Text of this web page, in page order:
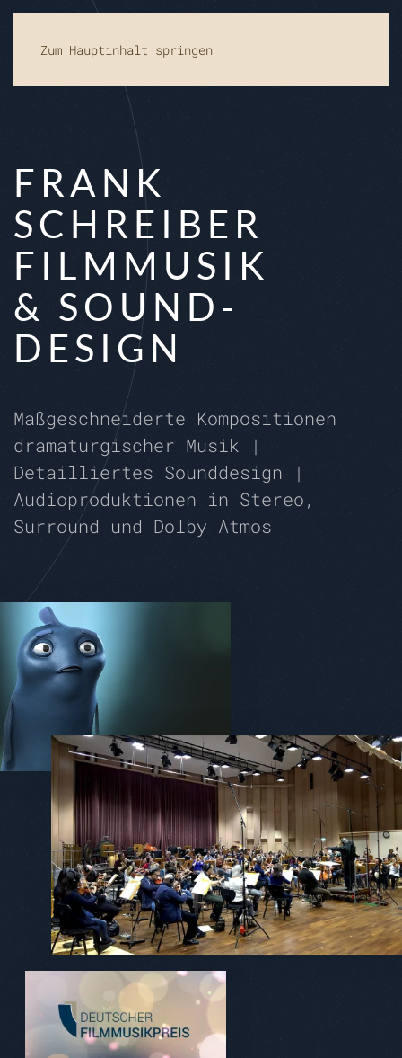
Zum Hauptinhalt springen
FRANK
SCHREIBER
FILMMUSIK
& SOUND­
DESIGN
Maßgeschneiderte Kompositionen
dramaturgischer Musik |
Detailliertes Sounddesign |
Audioproduktionen in Stereo,
Surround und Dolby Atmos